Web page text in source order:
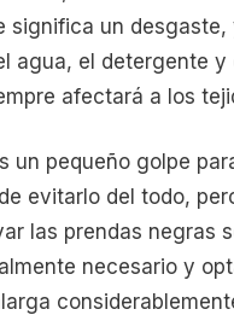
significa un desgaste,
agua, el detergente y
afectará a los
un pequeño golpe
evitarlo del todo,
las prendas negras
necesario y